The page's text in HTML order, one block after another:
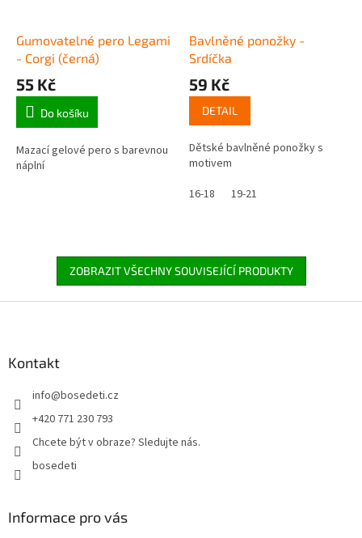
Gumovatelné pero Legami
- Corgi (černá)
55 Kč
Do košíku
Mazací gelové pero s barevnou
náplní
Bavlněné ponožky -
Srdíčka
59 Kč
DETAIL
Dětské bavlněné ponožky s
motivem
16-18
19-21
ZOBRAZIT VŠECHNY SOUVISEJÍCÍ PRODUKTY
Kontakt
info@bosedeti.cz
+420 771 230 793
Chcete být v obraze? Sledujte nás.
bosedeti
Informace pro vás